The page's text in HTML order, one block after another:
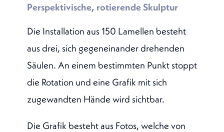
Perspektivische, rotierende Skulptur
Die Installation aus 150 Lamellen besteht
aus drei, sich gegeneinander drehenden
Säulen. An einem bestimmten Punkt stoppt
die Rotation und eine Grafik mit sich
zugewandten Hände wird sichtbar.
Die Grafik besteht aus Fotos, welche von